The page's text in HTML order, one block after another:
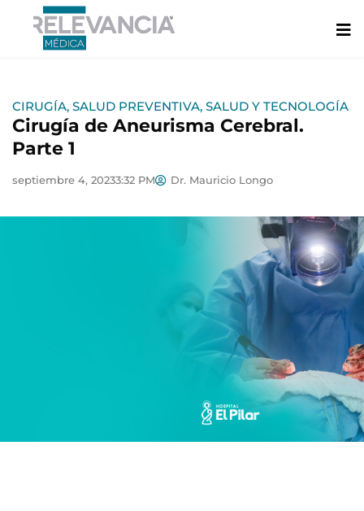
contenido
CIRUGÍA, SALUD PREVENTIVA, SALUD Y TECNOLOGÍA
Cirugía de Aneurisma Cerebral.
Parte 1
septiembre 4, 20233:32 PM Dr. Mauricio Longo